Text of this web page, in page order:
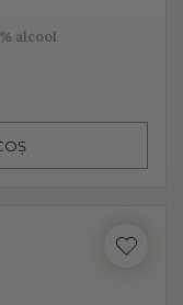
Toți aceștia s-
proteja acest vin
denumire.
prospețime, este
și care se
un conținut
alcool